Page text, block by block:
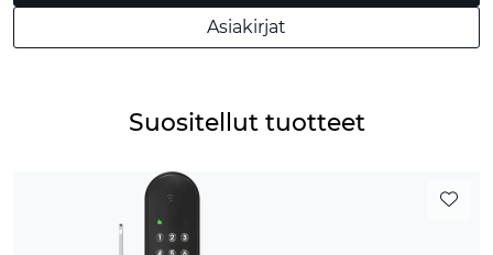
Asiakirjat
Suositellut tuotteet